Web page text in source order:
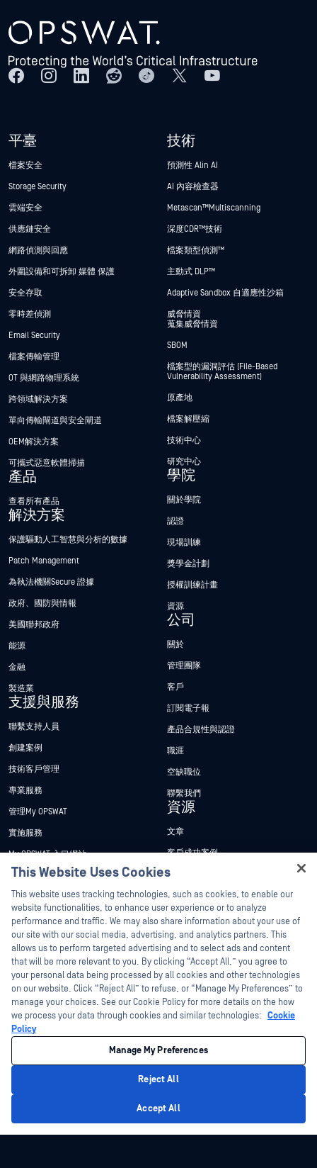
平臺
檔案安全
Storage Security
雲端安全
供應鏈安全
網路偵測與回應
外圍設備和可拆卸 媒體 保護
安全存取
零時差偵測
Email Security
檔案傳輸管理
OT 與網路物理系統
跨領域解決方案
單向傳輸閘道與安全閘道
OEM解決方案
可攜式惡意軟體掃描
產品
查看所有產品
解決方案
保護驅動人工智慧與分析的數據
Patch Management
為執法機關Secure 證據
政府、國防與情報
美國聯邦政府
能源
金融
製造業
支援與服務
聯繫支持人員
創建案例
技術客戶管理
專業服務
管理My OPSWAT
實施服務
My OPSWAT 入口網站
技術檔案
訓練
漏洞通報計畫
合作夥伴
認證
技術合作夥伴
管道合作夥伴計劃
技術
預測性 Alin AI
AI 內容檢查器
Metascan™ Multiscanning
深度CDR™技術
檔案類型偵測™
主動式 DLP™
Adaptive Sandbox 自適應性沙箱
威脅情資
蒐集威脅情資
SBOM
檔案型的漏洞評估 (File-Based
Vulnerability Assessment)
原產地
檔案解壓縮
技術中心
研究中心
學院
關於學院
認證
現場訓練
獎學金計劃
授權訓練計畫
資源
公司
關於
管理團隊
客戶
訂閱電子報
產品合規性與認證
職涯
空缺職位
聯繫我們
資源
文章
客戶成功案例
新聞稿
新聞報導
網路研討會
產品型錄
白皮書
免費工具
©2026OPSWAT . 保留所有權利。OPSWAT、MetaDefender、Metascan、
MetaAccess、OPSWAT 、Trust no File. Trust No Device.、OPSWAT 、Protecting the
World's Critical Infrastructure、Deep CDR™ Technology、InQuest、InQuest標誌、
DFI、RetroHunt、Deep File Inspection 及 Join the Hunt 均為OPSWAT 之商標。第三
管理 Cookie 偏好
This Website Uses Cookies
This website uses tracking technologies, such as cookies, to enable our
website functionalities, to enhance user experience or to analyze
performance and traffic. We may also share information about your use of
our site with our social media, advertising, and analytics partners. This
allows us to perform targeted advertising and to select ads and content
that will be more relevant to you. By clicking “Accept All,” you agree to
your personal data being processed by all cookies and other technologies
on our website. Click “Reject All” to refuse, or “Manage My Preferences” to
manage your choices. See our Cookie Policy for more details on the how
we process your data through cookies and similar technologies: Cookie
Policy
Manage My Preferences
Reject All
Accept All
Hey there!
I'm Ozzy, your OPSWAT virtual assistant.
How can I help you secure what's critical
today?